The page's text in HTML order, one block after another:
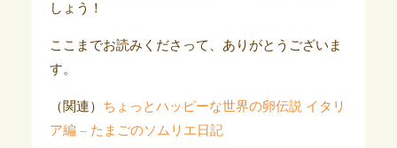
しょう！
ここまでお読みくださって、ありがとうございま
す。
（関連） ちょっとハッピーな世界の卵伝説 イタリ
ア編 – たまごのソムリエ日記